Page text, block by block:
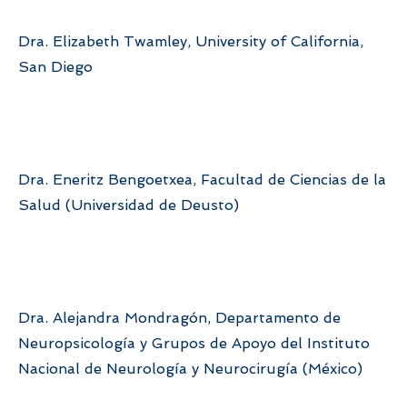
Dra. Elizabeth Twamley, University of California,
San Diego
Dra. Eneritz Bengoetxea, Facultad de Ciencias de la
Salud (Universidad de Deusto)
Dra. Alejandra Mondragón, Departamento de
Neuropsicología y Grupos de Apoyo del Instituto
Nacional de Neurología y Neurocirugía (México)